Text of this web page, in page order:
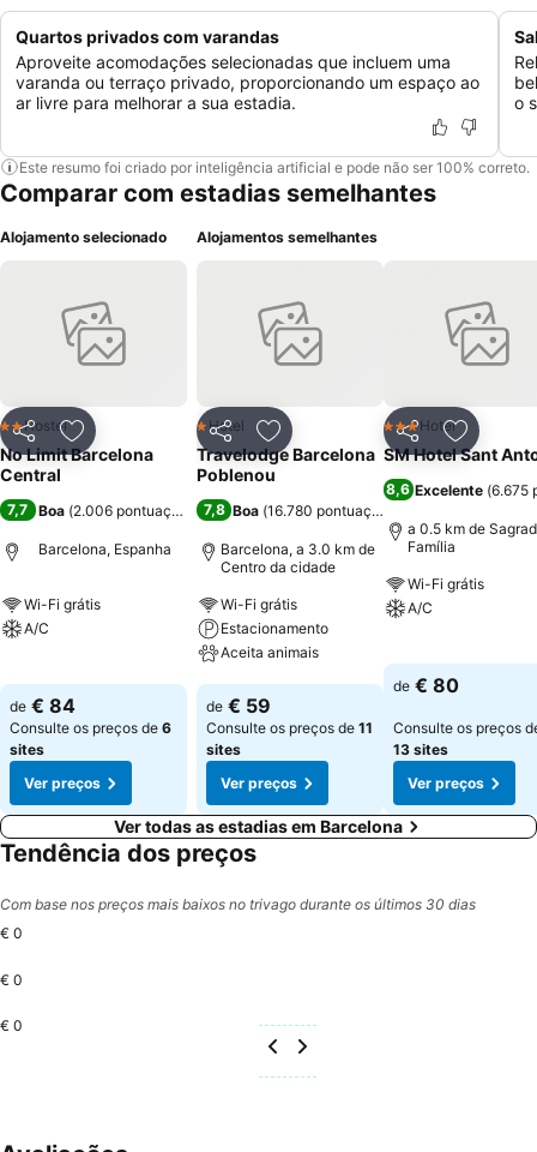
Quartos privados com varandas
Aproveite acomodações selecionadas que incluem uma
varanda ou terraço privado, proporcionando um espaço ao
ar livre para melhorar a sua estadia.
o
Este resumo foi criado por inteligência artificial e pode não ser 100% correto.
Comparar com estadias semelhantes
Alojamento selecionado
PartilharAdicionar aos favoritos
2 Estrelas
Hostel
No Limit Barcelona
Central
7,7 Boa (2.006 pontuações )
Barcelona, Espanha
Wi-Fi grátis
A/C
de € 84
Consulte os preços de 6
sites
Ver preços
Alojamentos semelhantes
PartilharAdicionar aos favoritos
1 Estrelas
Hotel
Travelodge Barcelona
Poblenou
7,8 Boa (16.780 pontuações
Barcelona, a 3.0 km de
Centro da cidade
Wi-Fi grátis
Estacionamento
Aceita animais
Ver preços
de € 59
Consulte os preços de 11
sites
Ver preços
Partilhar
3 Estrelas
Hotel
SM Hotel Sant
8,6 Excelente (6.675
a 0.5 km de
Família
Wi-Fi grátis
A/C
de € 80
Consulte os preços
13 sites
Ver preços
Ver todas as estadias em Barcelona
Tendência dos preços
Com base nos preços mais baixos no trivago durante os últimos 30 dias
€ 0
€ 0
€ 0